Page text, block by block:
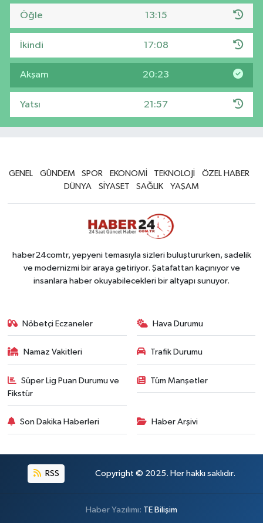
Öğle 13:15
İkindi 17:08
Akşam 20:23
Yatsı 21:57
GENEL GÜNDEM SPOR EKONOMİ TEKNOLOJİ
ÖZEL HABER
DÜNYA
SİYASET SAĞLIK YAŞAM
haber24comtr, yepyeni temasıyla sizleri buluştururken, sadelik
ve modernizmi bir araya getiriyor. Şatafattan kaçınıyor ve
insanlara haber okuyabilecekleri bir altyapı sunuyor.
Nöbetçi Eczaneler Hava Durumu
Namaz Vakitleri Trafik Durumu
Süper Lig Puan Durumu ve
Fikstür
Tüm Manşetler
Son Dakika Haberleri Haber Arşivi
RSS Copyright © 2025. Her hakkı saklıdır.
Haber Yazılımı: TE Bilişim